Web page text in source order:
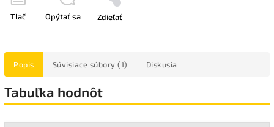
Tlač Opýtať sa Zdieľať
Popis Súvisiace súbory (1) Diskusia
Tabuľka hodnôt